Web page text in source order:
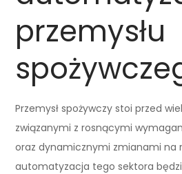
przemysłu
Przemysł spożywczy stoi przed
związanymi z rosnącymi
oraz dynamicznymi zmianami na
automatyzacja tego sektora